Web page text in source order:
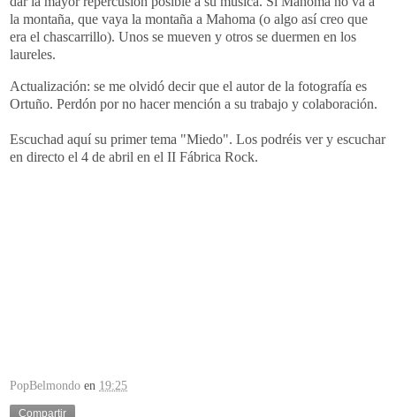
la montaña, que vaya la montaña a Mahoma (o algo así creo que
era el chascarrillo). Unos se mueven y otros se duermen en los
laureles.
Actualización: se me olvidó decir que el autor de la fotografía es
Ortuño. Perdón por no hacer mención a su trabajo y colaboración.
Escuchad aquí su primer tema "Miedo". Los podréis ver y escuchar
en directo el 4 de abril en el II Fábrica Rock.
PopBelmondo en 19:25
Compartir